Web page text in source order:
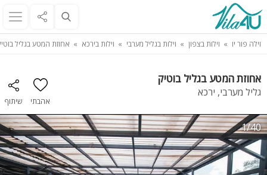
וילה פור יו וילות בצפון וילות בגליל מערבי וילות בירכא אחוזת המטע בגליל
אחוזת המטע בגליל בוטיק
גליל מערבי, ירכא
אהבתי שיתוף
1/40